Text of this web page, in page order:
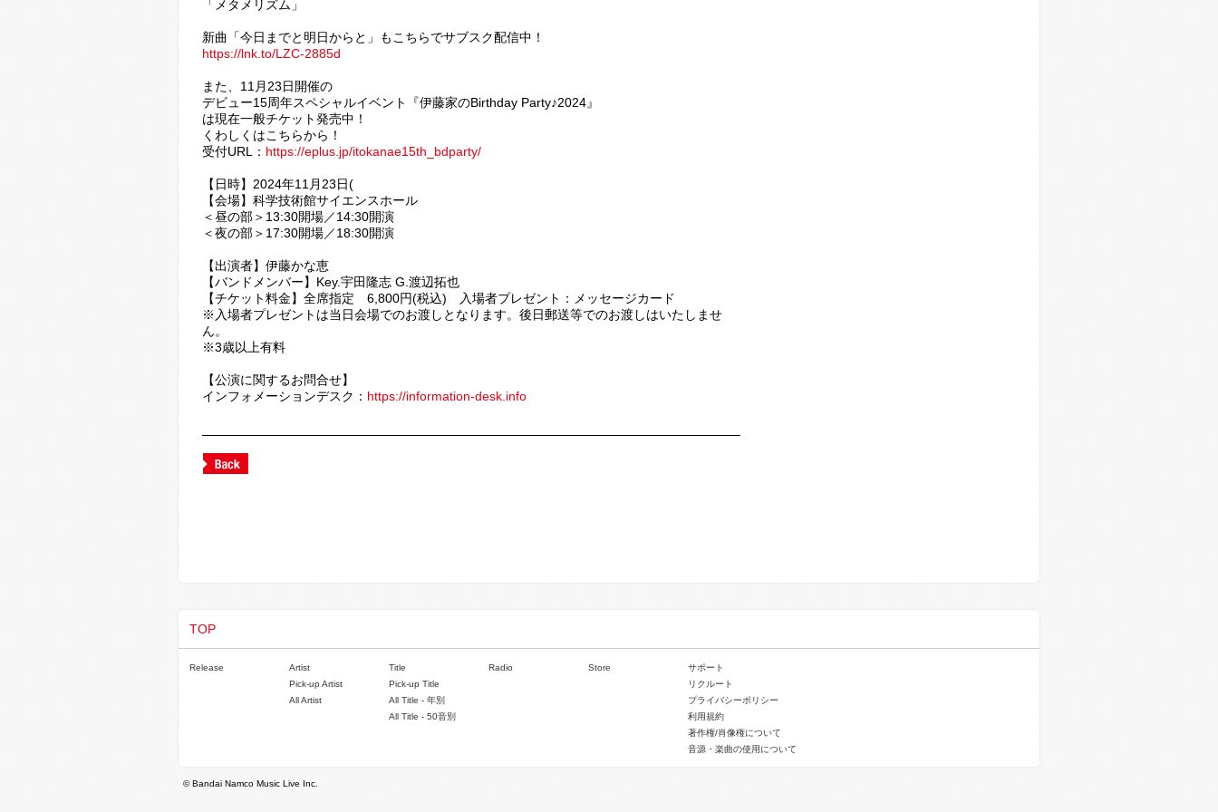
「メタメリズム」
新曲「今日までと明日からと」もこちらでサブスク配信中！
https://lnk.to/LZC-2885d
また、11月23日開催の
デビュー15周年スペシャルイベント『伊藤家のBirthday Party♪2024』
は現在一般チケット発売中！
くわしくはこちらから！
受付URL： https://eplus.jp/itokanae15th_bdparty/
【日時】2024年11月23日(
【会場】科学技術館サイエンスホール
＜昼の部＞13:30開場／14:30開演
＜夜の部＞17:30開場／18:30開演
【出演者】伊藤かな恵
【バンドメンバー】Key.宇田隆志 G.渡辺拓也
【チケット料金】全席指定 6,800円(税込) 入場者プレゼント：メッセージカード
※入場者プレゼントは当日会場でのお渡しとなります。後日郵送等でのお渡しはいたしませ
ん。
※3歳以上有料
【公演に関するお問合せ】
インフォメーションデスク： https://information-desk.info
TOP
Release
Artist
Pick-up Artist
All Artist
Title
Pick-up Title
All Title - 年別
All Title - 50音別
Radio Store
サポート
リクルート
プライバシーポリシー
利用規約
著作権/肖像権について
音源・楽曲の使用について
© Bandai Namco Music Live Inc.